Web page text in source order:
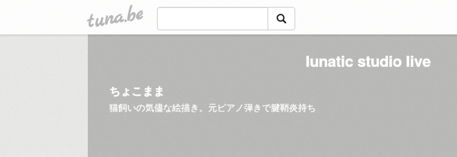
tuna.be
lunatic studio live
ちょこまま
猫飼いの気儘な絵描き。元ピアノ弾きで腱鞘炎持ち